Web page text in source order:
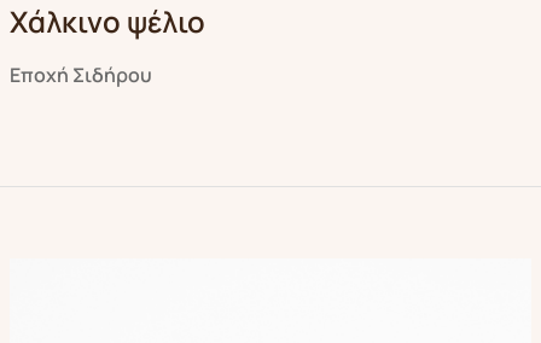
Χάλκινο ψέλιο
Εποχή Σιδήρου